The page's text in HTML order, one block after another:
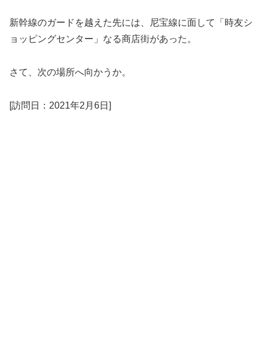
新幹線のガードを越えた先には、尼宝線に面して「時友シ
ョッピングセンター」なる商店街があった。
さて、次の場所へ向かうか。
[訪問日：2021年2月6日]